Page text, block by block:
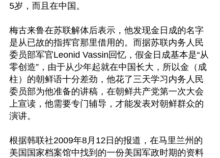
5岁，而且在中国。
梅古来鲁在苏联解体后表示，他发现金日成的名字
是从已故的指挥官那里借用的。而据苏联内务人民
委员部军官Leonid Vassin回忆，假金日成基本是“从
零创造”，由于从少年起就在中国长大，所以金（成
柱）的朝鲜语十分差劲，他花了三天学习内务人民
委员部为他准备的讲稿，在朝鲜共产党第一次大会
上宣读，他需要专门辅导，才能发表对朝鲜群众的
演讲。
根据韩联社2009年8月12日的报道，在马里兰州的
美国国家档案馆中找到的一份美国军政时期的资料